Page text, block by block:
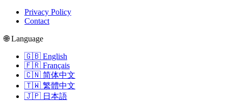
Privacy Policy
Contact
🌐 Language
🇬🇧 English
🇫🇷 Français
🇨🇳 简体中文
🇹🇼 繁體中文
🇯🇵 日本語